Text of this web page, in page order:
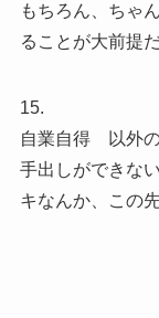
もちろん、ちゃ
ることが大前提だ
15.
自業自得 以外の
手出しができな
キなんか、この